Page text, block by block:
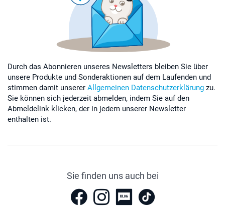
Durch das Abonnieren unseres Newsletters bleiben Sie über
unsere Produkte und Sonderaktionen auf dem Laufenden und
stimmen damit unserer Allgemeinen Datenschutzerklärung zu.
Sie können sich jederzeit abmelden, indem Sie auf den
Abmeldelink klicken, der in jedem unserer Newsletter
enthalten ist.
Sie finden uns auch bei